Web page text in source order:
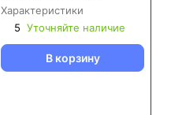
Характеристики
5 Уточняйте наличие
В корзину